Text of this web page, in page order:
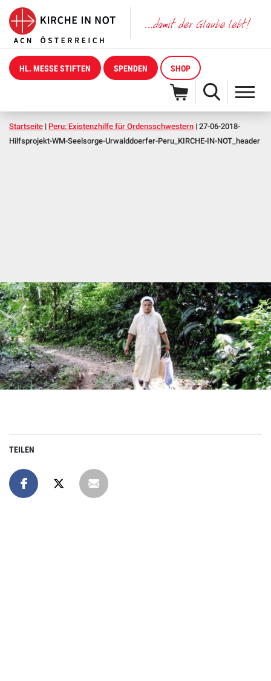
HL. MESSE STIFTEN SPENDEN SHOP
Startseite | Peru: Existenzhilfe für Ordensschwestern | 27-06-2018-
Hilfsprojekt-WM-Seelsorge-Urwalddoerfer-Peru_KIRCHE-IN-NOT_header
TEILEN